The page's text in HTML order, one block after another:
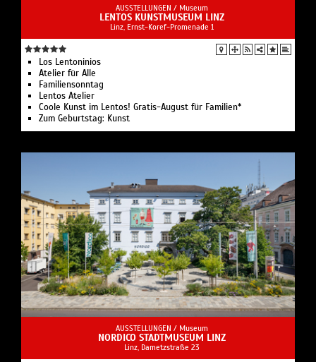
AUSSTELLUNGEN / Museum
LENTOS KUNSTMUSEUM LINZ
Linz, Ernst-Koref-Promenade 1
Los Len­to­ni­ni­os
Ate­lier für Alle
Familiensonntag
Lentos Atelier
Coo­le Kunst im Lentos! Gra­tis-August für Familien*
Zum Geburts­tag: Kunst
AUSSTELLUNGEN / Museum
NORDICO STADTMUSEUM LINZ
Linz, Dametzstraße 23